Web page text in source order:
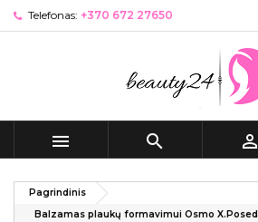
Telefonas: +370 672 27650
  
Pagrindinis
Balzamas plaukų formavimui Osmo